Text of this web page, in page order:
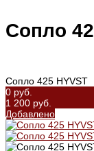
Сопло
Сопло 425 HYVST
0 руб.
1 200 руб.
Добавлено